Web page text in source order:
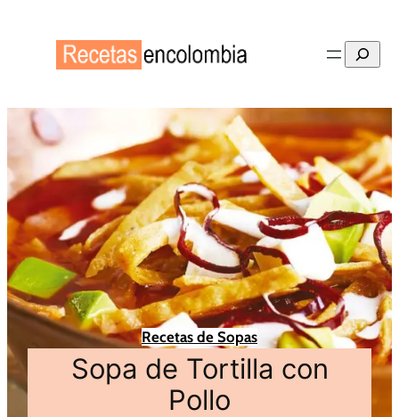
Buscar
Recetas de Sopas
Sopa de Tortilla con
Pollo